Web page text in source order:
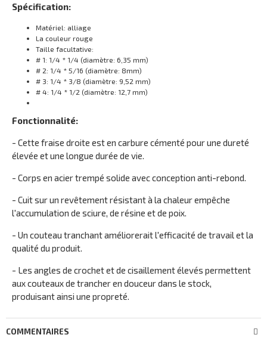
Spécification:
Matériel: alliage
La couleur rouge
Taille facultative:
# 1: 1/4 * 1/4 (diamètre: 6,35 mm)
# 2: 1/4 * 5/16 (diamètre: 8mm)
# 3: 1/4 * 3/8 (diamètre: 9,52 mm)
# 4: 1/4 * 1/2 (diamètre: 12,7 mm)
Fonctionnalité:
- Cette fraise droite est en carbure cémenté pour une dureté
élevée et une longue durée de vie.
- Corps en acier trempé solide avec conception anti-rebond.
- Cuit sur un revêtement résistant à la chaleur empêche
l'accumulation de sciure, de résine et de poix.
- Un couteau tranchant améliorerait l'efficacité de travail et la
qualité du produit.
- Les angles de crochet et de cisaillement élevés permettent
aux couteaux de trancher en douceur dans le stock,
produisant ainsi une propreté.
COMMENTAIRES